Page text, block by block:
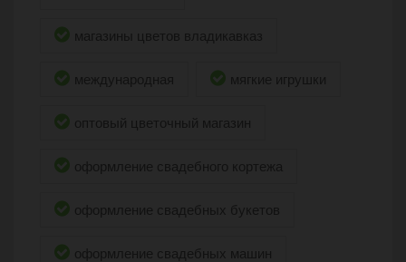
магазины цветов владикавказ
международная мягкие игрушки
оптовый цветочный магазин
оформление свадебного кортежа
оформление свадебных букетов
оформление свадебных машин